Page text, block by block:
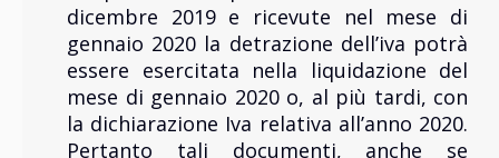
dicembre 2019 e ricevute nel mese di
gennaio 2020 la detrazione dell’iva potrà
essere esercitata nella liquidazione del
mese di gennaio 2020 o, al più tardi, con
la dichiarazione Iva relativa all’anno 2020.
Pertanto tali documenti, anche se